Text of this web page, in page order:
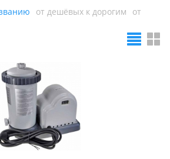
от дешёвых к дорогим
от